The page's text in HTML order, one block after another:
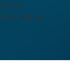
tristique